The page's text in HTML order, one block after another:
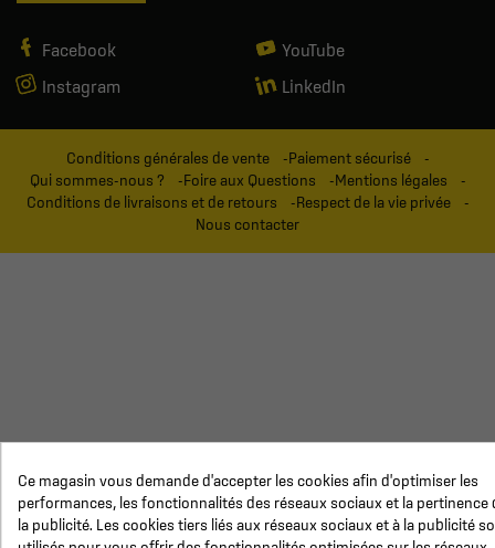
Facebook
YouTube
Instagram
LinkedIn
Conditions générales de vente
Paiement sécurisé
Qui sommes-nous ?
Foire aux Questions
Mentions légales
Conditions de livraisons et de retours
Respect de la vie privée
Nous contacter
Ce magasin vous demande d'accepter les cookies afin d'optimiser les
performances, les fonctionnalités des réseaux sociaux et la pertinence
la publicité. Les cookies tiers liés aux réseaux sociaux et à la publicité